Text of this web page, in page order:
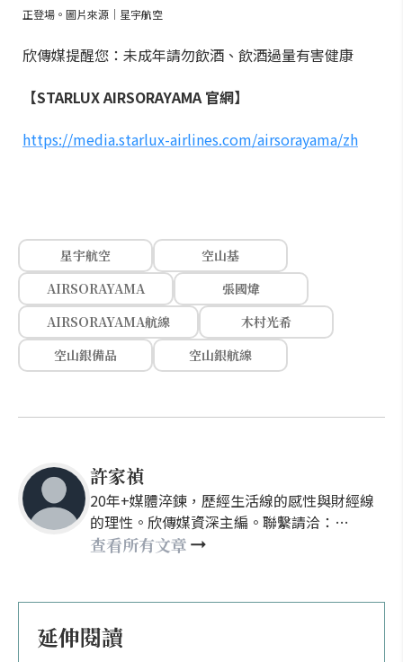
正登場。圖片來源｜星宇航空
欣傳媒提醒您：未成年請勿飲酒、飲酒過量有害健康
【STARLUX AIRSORAYAMA 官網】
https://media.starlux-airlines.com/airsorayama/zh
星宇航空
空山基
AIRSORAYAMA
張國煒
AIRSORAYAMA航線
木村光希
空山銀備品
空山銀航線
許家禎
20年+媒體淬鍊，歷經生活線的感性與財經線
的理性。欣傳媒資深主編。聯繫請洽：
nellyhsu@xinmedia.com
查看所有文章
延伸閱讀